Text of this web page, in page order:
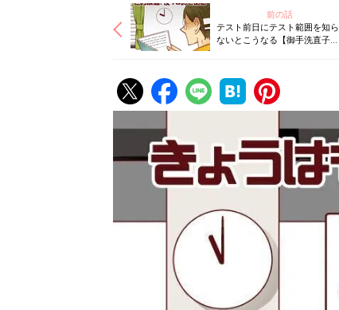
前の話
テスト前日にテスト範囲を知ら
ないとこうなる【御手洗直子の